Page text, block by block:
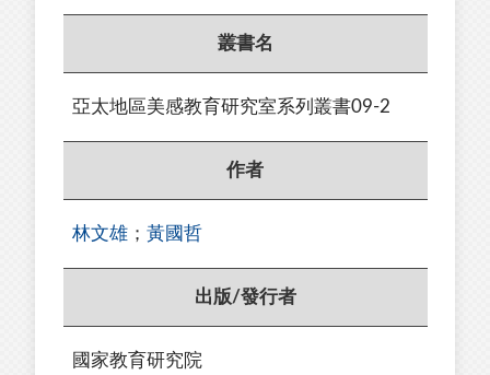
叢書名
亞太地區美感教育研究室系列叢書09-2
作者
林文雄 ； 黃國哲
出版/發行者
國家教育研究院